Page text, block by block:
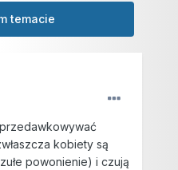
temacie
kobiety są
powonienie) i czują